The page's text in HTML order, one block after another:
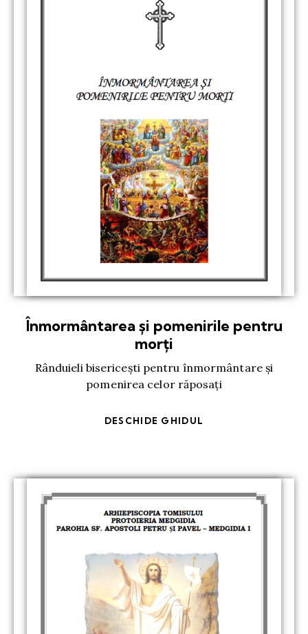
Înmormântarea și pomenirile pentru
morți
Rânduieli bisericești pentru înmormântare și
pomenirea celor răposați
DESCHIDE GHIDUL